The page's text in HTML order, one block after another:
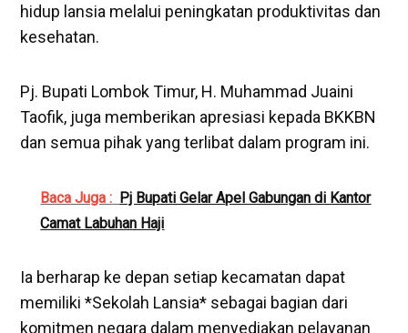
hidup lansia melalui peningkatan produktivitas dan
kesehatan.
Pj. Bupati Lombok Timur, H. Muhammad Juaini
Taofik, juga memberikan apresiasi kepada BKKBN
dan semua pihak yang terlibat dalam program ini.
Baca Juga : Pj Bupati Gelar Apel Gabungan di Kantor
Camat Labuhan Haji
Ia berharap ke depan setiap kecamatan dapat
memiliki *Sekolah Lansia* sebagai bagian dari
komitmen negara dalam menyediakan pelayanan